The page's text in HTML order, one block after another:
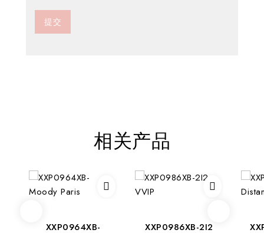
相关产品
XXP0964XB-
XXP0986XB-2I2